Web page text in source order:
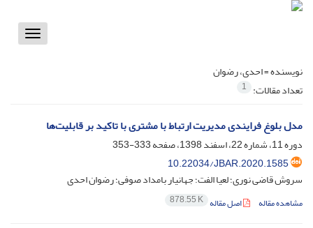
Toggle
نویسنده =احدی، رضوان
تعداد مقالات: 1
مدل بلوغ فرایندی مدیریت ارتباط با مشتری با تاکید بر قابلیت‌ها
دوره 11، شماره 22، اسفند 1398، صفحه
333-353
10.22034/JBAR.2020.1585
سروش قاضی نوری؛ لعیا الفت؛ جهانیار بامداد صوفی؛ رضوان احدی
مشاهده مقاله اصل مقاله 878.55 K